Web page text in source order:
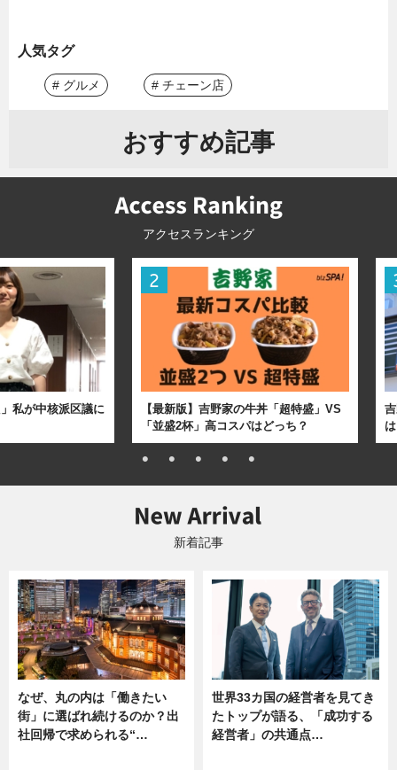
人気タグ
# グルメ # チェーン店
おすすめ記事
アクセスランキング
私が中核派区議に
【最新版】吉野家の牛丼「超特盛」VS
「並盛2杯」高コスパはどっち？
新着記事
なぜ、丸の内は「働きたい
街」に選ばれ続けるのか？出
社回帰で求められる“…
世界33カ国の経営者を見てき
たトップが語る、「成功する
経営者」の共通点…